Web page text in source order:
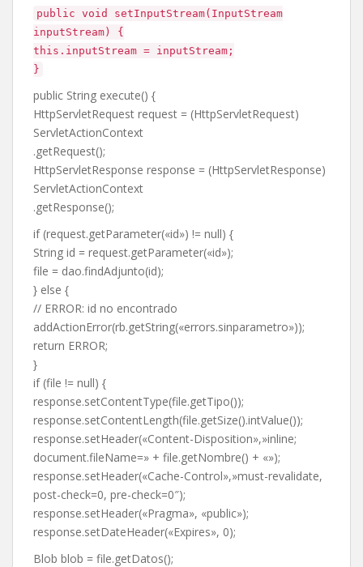
public void setInputStream(InputStream
inputStream) {
this.inputStream = inputStream;
}
public String execute() {
HttpServletRequest request = (HttpServletRequest)
ServletActionContext
.getRequest();
HttpServletResponse response = (HttpServletResponse)
ServletActionContext
.getResponse();
if (request.getParameter(«id») != null) {
String id = request.getParameter(«id»);
file = dao.findAdjunto(id);
} else {
// ERROR: id no encontrado
addActionError(rb.getString(«errors.sinparametro»));
return ERROR;
}
if (file != null) {
response.setContentType(file.getTipo());
response.setContentLength(file.getSize().intValue());
response.setHeader(«Content-Disposition»,»inline;
document.fileName=» + file.getNombre() + «»);
response.setHeader(«Cache-Control»,»must-revalidate,
post-check=0, pre-check=0″);
response.setHeader(«Pragma», «public»);
response.setDateHeader(«Expires», 0);
Blob blob = file.getDatos();